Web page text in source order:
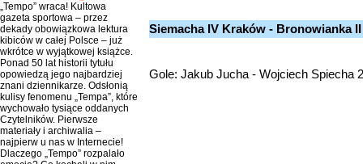
„Tempo” wraca! Kultowa
gazeta sportowa – przez
dekady obowiązkowa lektura
kibiców w całej Polsce – już
wkrótce w wyjątkowej książce.
Ponad 50 lat historii tytułu
opowiedzą jego najbardziej
znani dziennikarze. Odsłonią
kulisy fenomenu „Tempa”, które
wychowało tysiące oddanych
Czytelników. Pierwsze
materiały i archiwalia –
najpierw u nas w Internecie!
Dlaczego „Tempo” rozpalało
Siemacha IV Kraków - Bronowianka
Gole: Jakub Jucha - Wojciech Spiecha